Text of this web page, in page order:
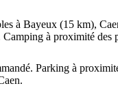
à Bayeux (15 km),
à proximité des
Parking à